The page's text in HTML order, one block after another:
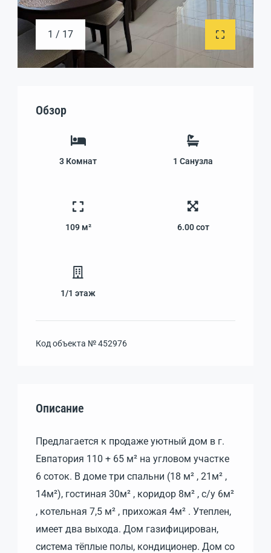
1 / 17
Обзор
3 Комнат 1 Санузла
109 м² 6.00 сот
1/1 этаж
Код объекта №452976
Описание
Предлагается к продаже уютный дом в г.
Евпатория 110 + 65 м² на угловом участке
6 соток. В доме три спальни (18 м² , 21м² ,
14м²), гостиная 30м² , коридор 8м² , с/у 6м²
, котельная 7,5 м² , прихожая 4м² . Утеплен,
имеет два выхода. Дом газифицирован,
система тёплые полы, кондиционер. Дом со